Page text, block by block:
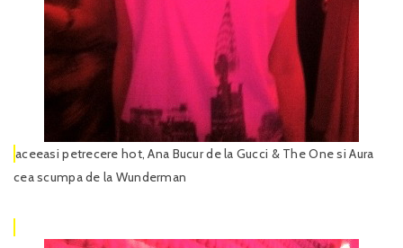
aceeasi petrecere hot, Ana Bucur de la Gucci & The One si Aura
cea scumpa de la Wunderman